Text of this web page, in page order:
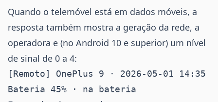
Quando o telemóvel está em dados móveis, a
resposta também mostra a geração da rede, a
operadora e (no Android 10 e superior) um nível
de sinal de 0 a 4:
[Remoto] OnePlus 9 · 2026-05-01 14:35
Bateria 45% · na bateria